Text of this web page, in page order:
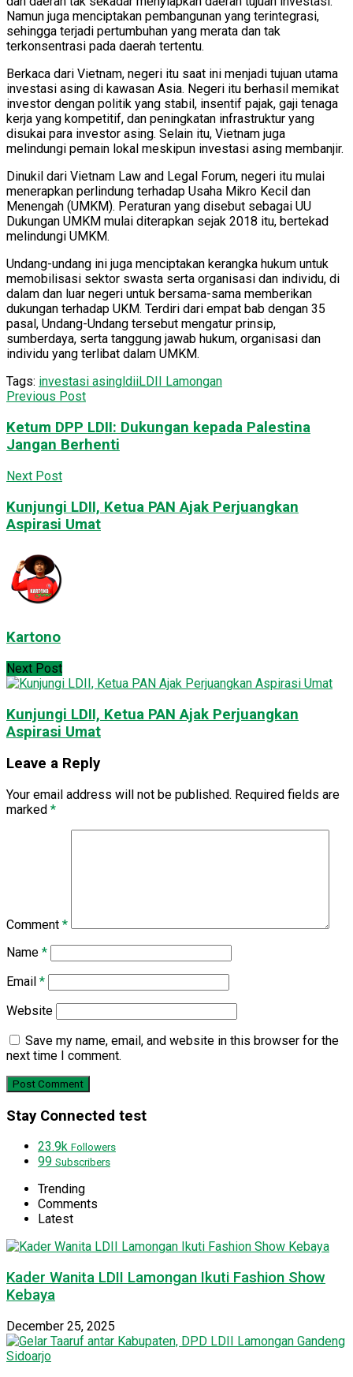
Namun juga menciptakan pembangunan yang terintegrasi,
sehingga terjadi pertumbuhan yang merata dan tak
terkonsentrasi pada daerah tertentu.
Berkaca dari Vietnam, negeri itu saat ini menjadi tujuan utama
investasi asing di kawasan Asia. Negeri itu berhasil memikat
investor dengan politik yang stabil, insentif pajak, gaji tenaga
kerja yang kompetitif, dan peningkatan infrastruktur yang
disukai para investor asing. Selain itu, Vietnam juga
melindungi pemain lokal meskipun investasi asing membanjir.
Dinukil dari Vietnam Law and Legal Forum, negeri itu mulai
menerapkan perlindung terhadap Usaha Mikro Kecil dan
Menengah (UMKM). Peraturan yang disebut sebagai UU
Dukungan UMKM mulai diterapkan sejak 2018 itu, bertekad
melindungi UMKM.
Undang-undang ini juga menciptakan kerangka hukum untuk
memobilisasi sektor swasta serta organisasi dan individu, di
dalam dan luar negeri untuk bersama-sama memberikan
dukungan terhadap UKM. Terdiri dari empat bab dengan 35
pasal, Undang-Undang tersebut mengatur prinsip,
sumberdaya, serta tanggung jawab hukum, organisasi dan
individu yang terlibat dalam UMKM.
Tags: investasi asing ldiiLDII Lamongan
Previous Post
Ketum DPP LDII: Dukungan kepada Palestina
Jangan Berhenti
Next Post
Kunjungi LDII, Ketua PAN Ajak Perjuangkan
Aspirasi Umat
Kartono
Next Post
Kunjungi LDII, Ketua PAN Ajak Perjuangkan
Aspirasi Umat
Leave a Reply
Your email address will not be published. Required fields are
marked *
Comment *
Name *
Email *
Website
Save my name, email, and website in this browser for the
next time I comment.
Stay Connected test
23.9k Followers
99 Subscribers
Trending
Comments
Latest
Kader Wanita LDII Lamongan Ikuti Fashion Show
Kebaya
December 25, 2025